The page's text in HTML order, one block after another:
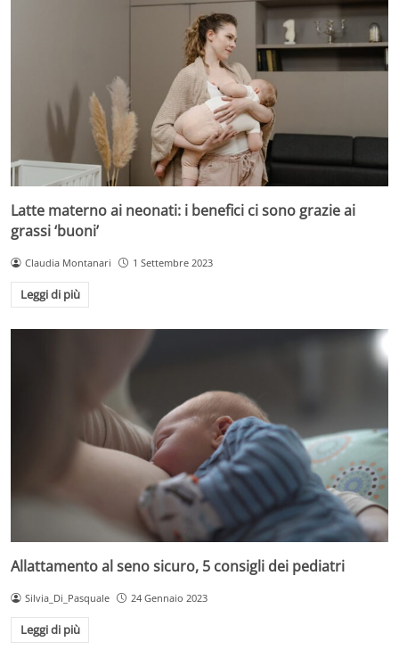
Latte materno ai neonati: i benefici ci sono grazie ai
grassi ‘buoni’
Claudia Montanari 1 Settembre 2023
Leggi di più
Allattamento al seno sicuro, 5 consigli dei pediatri
Silvia_Di_Pasquale 24 Gennaio 2023
Leggi di più